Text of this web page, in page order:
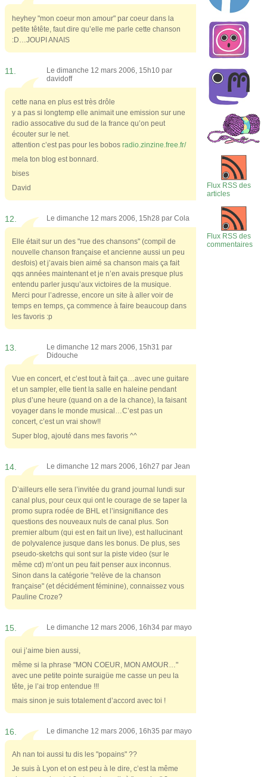
heyhey "mon coeur mon amour" par coeur dans la
petite têtête, faut dire qu’elle me parle cette chanson
:D…JOUPI ANAIS
11.
Le dimanche 12 mars 2006, 15h10 par
davidoff
cette nana en plus est très drôle
y a pas si longtemp elle animait une emission sur une
radio assocative du sud de la france qu’on peut
écouter sur le net.
attention c’est pas pour les bobos radio.zinzine.free.fr/
mela ton blog est bonnard.
bises
David
12. Le dimanche 12 mars 2006, 15h28 par Cola
Elle était sur un des "rue des chansons" (compil de
nouvelle chanson française et ancienne aussi un peu
desfois) et j’avais bien aimé sa chanson mais ça fait
qqs années maintenant et je n’en avais presque plus
entendu parler jusqu’aux victoires de la musique.
Merci pour l’adresse, encore un site à aller voir de
temps en temps, ça commence à faire beaucoup dans
les favoris :p
13.
Le dimanche 12 mars 2006, 15h31 par
Didouche
Vue en concert, et c’est tout à fait ça…avec une guitare
et un sampler, elle tient la salle en haleine pendant
plus d’une heure (quand on a de la chance), la faisant
voyager dans le monde musical…C’est pas un
concert, c’est un vrai show!!
Super blog, ajouté dans mes favoris ^^
14. Le dimanche 12 mars 2006, 16h27 par Jean
D’ailleurs elle sera l’invitée du grand journal lundi sur
canal plus, pour ceux qui ont le courage de se taper la
promo supra rodée de BHL et l’insignifiance des
questions des nouveaux nuls de canal plus. Son
premier album (qui est en fait un live), est hallucinant
de polyvalence jusque dans les bonus. De plus, ses
pseudo-sketchs qui sont sur la piste video (sur le
même cd) m’ont un peu fait penser aux inconnus.
Sinon dans la catégorie "relève de la chanson
française" (et décidément féminine), connaissez vous
Pauline Croze?
15. Le dimanche 12 mars 2006, 16h34 par mayo
oui j’aime bien aussi,
même si la phrase "MON COEUR, MON AMOUR…"
avec une petite pointe suraigüe me casse un peu la
tête, je l’ai trop entendue !!!
mais sinon je suis totalement d’accord avec toi !
16. Le dimanche 12 mars 2006, 16h35 par mayo
Ah nan toi aussi tu dis les "popains" ??
Je suis à Lyon et on est peu à le dire, c’est la même
Flux RSS des
articles
Flux RSS des
commentaires